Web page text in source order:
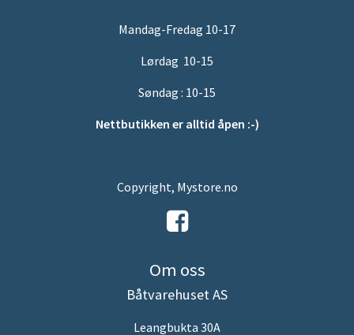
Mandag-Fredag 10-17
Lørdag 10-15
Søndag : 10-15
Nettbutikken er alltid åpen :-)
Copyright, Mystore.no
Om oss
Båtvarehuset AS
Leangbukta 30A